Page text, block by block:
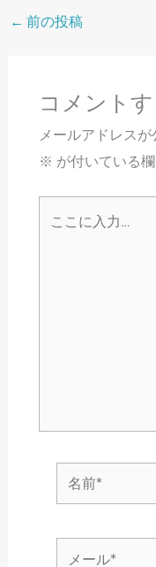
← 前の投稿
コメントす
メールアドレスが
※ が付いている
前